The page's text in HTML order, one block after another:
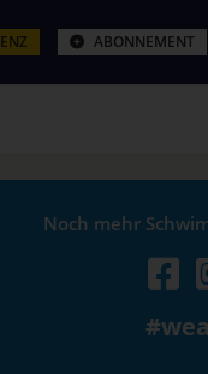
ABONNEMENT
Noch mehr